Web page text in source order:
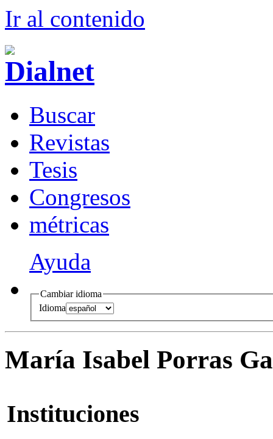
Ir al contenido
Buscar
Revistas
Tesis
Congresos
métricas
Ayuda
Cambiar idioma
Idioma
María Isabel Porras
Instituciones